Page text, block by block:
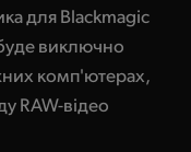
для Blackmagic
виключно
комп'ютерах,
RAW-відео